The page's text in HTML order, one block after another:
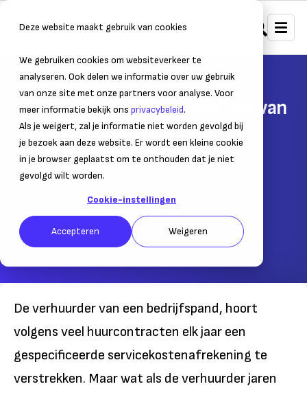
Deze website maakt gebruik van cookies
We gebruiken cookies om websiteverkeer te
analyseren. Ook delen we informatie over uw gebruik
van onze site met onze partners voor analyse. Voor
meer informatie bekijk ons privacybeleid.
Als je weigert, zal je informatie niet worden gevolgd bij
je bezoek aan deze website. Er wordt een kleine cookie
in je browser geplaatst om te onthouden dat je niet
gevolgd wilt worden.
Cookie-instellingen
Accepteren Weigeren
Home Juridisch Zakelijke contracten
Wat zijn de regels bij naheffing van
servicekosten?
Column | Marius Rijntjes
23 november 2012– Leestijd:2min.
Laatst bijgewerkt:23 november 2012
De verhuurder van een bedrijfspand, hoort
volgens veel huurcontracten elk jaar een
gespecificeerde servicekostenafrekening te
verstrekken. Maar wat als de verhuurder jaren